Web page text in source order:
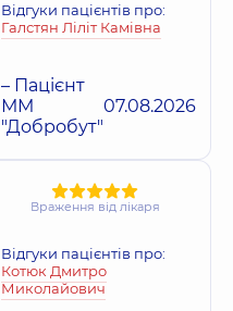
Відгуки пацієнтів про:
Галстян Ліліт Камівна
– Пацієнт
ММ
"Добробут"
07.08.2026
Враження від лікаря
Відгуки пацієнтів про:
Котюк Дмитро
Миколайович